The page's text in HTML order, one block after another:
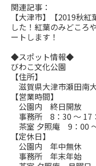
関連記事：
【大津市】【2019秋
した！紅葉のみどころ
ートします！
◆スポット情報◆
びわこ文化公園
【住所】
滋賀県大津市瀬田南
【営業時間】
公園内 終日開放
事務所 8：30 ～ 17
茶室 夕照庵 9：00
【定休日】
公園内 年中無休
事務所 年末年始